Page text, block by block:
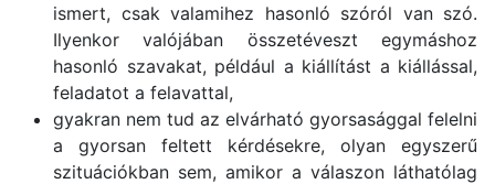
ismert, csak valamihez hasonló szóról van szó.
Ilyenkor valójában összetéveszt egymáshoz
hasonló szavakat, például a kiállítást a kiállással,
feladatot a felavattal,
gyakran nem tud az elvárható gyorsasággal felelni
a gyorsan feltett kérdésekre, olyan egyszerű
szituációkban sem, amikor a válaszon láthatólag